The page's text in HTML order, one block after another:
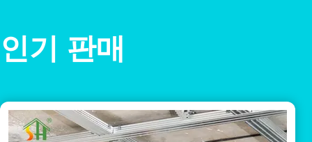
인기 판매